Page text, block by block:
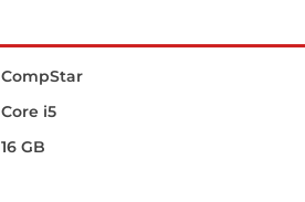
CompStar
Core i5
16 GB